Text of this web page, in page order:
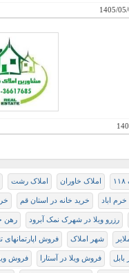
1405/
املاک خاوران املاک رشت
خرم اباد خرید خانه در استان قم
رزرو ویلا در شهرک نمک آبرود رهن
شهر املاک فروش اپارتمانهای
فروش ویلا در آستارا فروش